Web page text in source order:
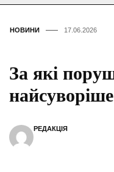
НОВИНИ 17.06.2026
За які
найсуворіше
РЕДАКЦІЯ